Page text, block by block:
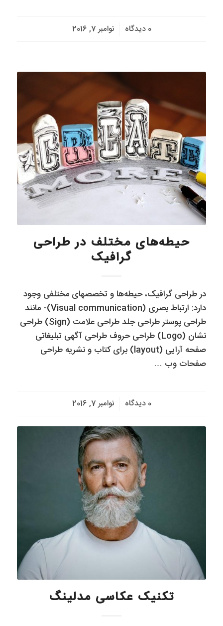
0 دیدگاه/ نوامبر 7, 2016
حیطه‌های مختلف در طراحی
گرافیک
در طراحی گرافیک، حیطه‌ها و تخصصهای مختلفی وجود
دارد: ارتباط بصری (Visual communication)- مانند
طراحی پوستر طراحی جلد طراحی علامت (Sign) طراحی
نشان (Logo) طراحی حروف طراحی آگهی تبلیغاتی
صفحه آرایی (layout) برای کتاب و نشریه طراحی
صفحات وب …
0 دیدگاه/ نوامبر 7, 2016
تکنیک عکاسی مدلینگ